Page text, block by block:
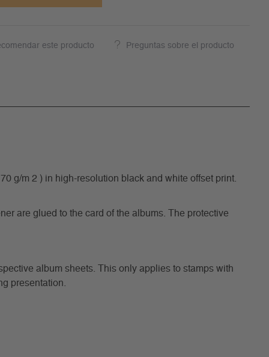
este producto Preguntas sobre el producto
g/m 2 ) in high-resolution black and white offset print.
are glued to the card of the albums. The protective
album sheets. This only applies to stamps with
presentation.